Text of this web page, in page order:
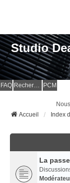
Studio
FAQ Rechercher PCM
Accueil
Index
La